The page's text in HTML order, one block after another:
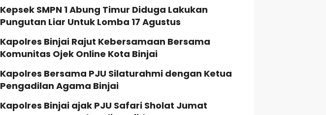
Kepsek SMPN 1 Abung Timur Diduga Lakukan
Pungutan Liar Untuk Lomba 17 Agustus
Kapolres Binjai Rajut Kebersamaan Bersama
Komunitas Ojek Online Kota Binjai
Kapolres Bersama PJU Silaturahmi dengan Ketua
Pengadilan Agama Binjai
Kapolres Binjai ajak PJU Safari Sholat Jumat